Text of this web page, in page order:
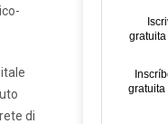
di
gratuita